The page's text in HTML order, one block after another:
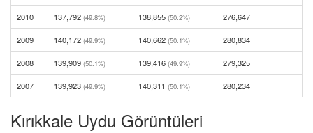
2010 137,792 (49.8%) 138,855 (50.2%) 276,647
2009 140,172 (49.9%) 140,662 (50.1%) 280,834
2008 139,909 (50.1%) 139,416 (49.9%) 279,325
2007 139,923 (49.9%) 140,311 (50.1%) 280,234
Kırıkkale Uydu Görüntüleri